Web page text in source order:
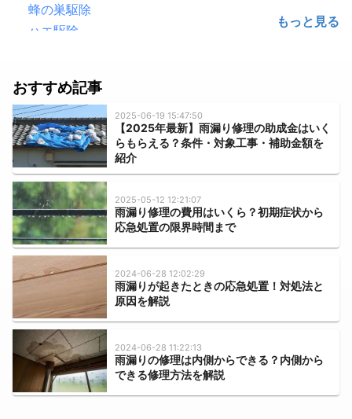
蜂の巣駆除
ハエ駆除
シロアリ駆除
毛虫・チャドクガ駆除
コウモリ駆除
クモ駆除
ハクビシン・アライグマ・狸・イタチ駆除
ムカデ・ヤスデ・ゲジゲジ駆除
水のトラブル
水道のつまり修理
浄水器の取付・交換
水道蛇口交換
水道の水漏れ修理
シャワーヘッド・シャワーホースの交換
排水管洗浄
トイレの故障・修理
おすすめ記事
2025-06-19 15:47:50
【2025年最新】雨漏り修理の助成金はいく
らもらえる？条件・対象工事・補助金額を
紹介
2025-05-12 12:21:07
雨漏り修理の費用はいくら？初期症状から
応急処置の限界時間まで
2024-06-28 12:02:29
雨漏りが起きたときの応急処置！対処法と
原因を解説
2024-06-28 11:22:13
雨漏りの修理は内側からできる？内側から
できる修理方法を解説